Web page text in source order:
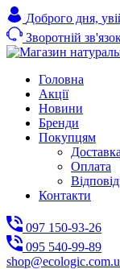
Доброго дня,
Зворотній
Головна
Акції
Новини
Бренди
Покупцям
Доставка
Оплата
Контакти
097 150-93-26
095 540-99-89